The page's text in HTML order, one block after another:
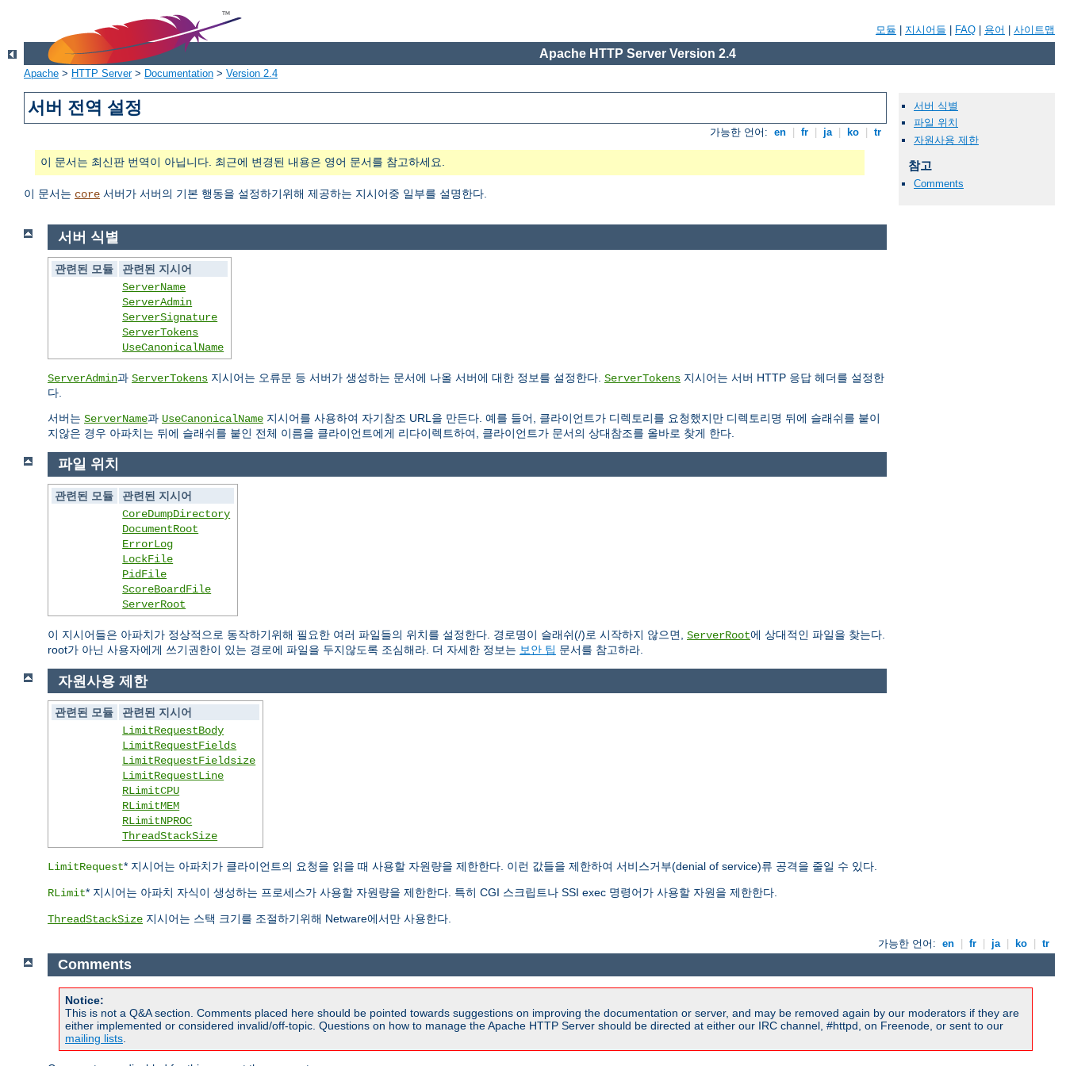
모듈 지시어들 FAQ 용어 사이트맵
Apache HTTP Server Version 2.4
Apache > HTTP Server> Documentation > Version 2.4
서버 전역 설정
가능한 언어: en fr ja ko tr
이 문서는 최신판 번역이 아닙니다. 최근에 변경된 내용은 영어 문서를 참고하세요.
이 문서는 core 서버가 서버의 기본 행동을 설정하기위해 제공하는 지시어중 일부를 설명한다.
서버 식별
파일 위치
자원사용 제한
참고
Comments
서버 식별
관련된 모듈
관련된 지시어
ServerName
ServerAdmin
ServerSignature
ServerTokens
UseCanonicalName
ServerAdmin과 ServerTokens 지시어는 오류문 등 서버가 생성하는 문서에 나올 서버에 대한 정보를 설정한다. ServerTokens 지시어는 서버 HTTP 응답 헤더를 설정한
다.
서버는 ServerName과 UseCanonicalName 지시어를 사용하여 자기참조 URL을 만든다. 예를 들어, 클라이언트가 디렉토리를 요청했지만 디렉토리명 뒤에 슬래쉬를 붙이
지않은 경우 아파치는 뒤에 슬래쉬를 붙인 전체 이름을 클라이언트에게 리다이렉트하여, 클라이언트가 문서의 상대참조를 올바로 찾게 한다.
파일 위치
관련된 모듈
관련된 지시어
CoreDumpDirectory
DocumentRoot
ErrorLog
LockFile
PidFile
ScoreBoardFile
ServerRoot
이 지시어들은 아파치가 정상적으로 동작하기위해 필요한 여러 파일들의 위치를 설정한다. 경로명이 슬래쉬(/)로 시작하지 않으면, ServerRoot에 상대적인 파일을 찾는다.
root가 아닌 사용자에게 쓰기권한이 있는 경로에 파일을 두지않도록 조심해라. 더 자세한 정보는 보안 팁 문서를 참고하라.
자원사용 제한
관련된 모듈
관련된 지시어
LimitRequestBody
LimitRequestFields
LimitRequestFieldsize
LimitRequestLine
RLimitCPU
RLimitMEM
RLimitNPROC
ThreadStackSize
LimitRequest* 지시어는 아파치가 클라이언트의 요청을 읽을 때 사용할 자원량을 제한한다. 이런 값들을 제한하여 서비스거부(denial of service)류 공격을 줄일 수 있다.
RLimit* 지시어는 아파치 자식이 생성하는 프로세스가 사용할 자원량을 제한한다. 특히 CGI 스크립트나 SSI exec 명령어가 사용할 자원을 제한한다.
ThreadStackSize 지시어는 스택 크기를 조절하기위해 Netware에서만 사용한다.
가능한 언어: en fr ja ko tr
Comments
Notice:
This is not a Q&A section. Comments placed here should be pointed towards suggestions on improving the documentation or server, and may be removed again by our moderators if they are
either implemented or considered invalid/off-topic. Questions on how to manage the Apache HTTP Server should be directed at either our IRC channel, #httpd, on Freenode, or sent to our
mailing lists